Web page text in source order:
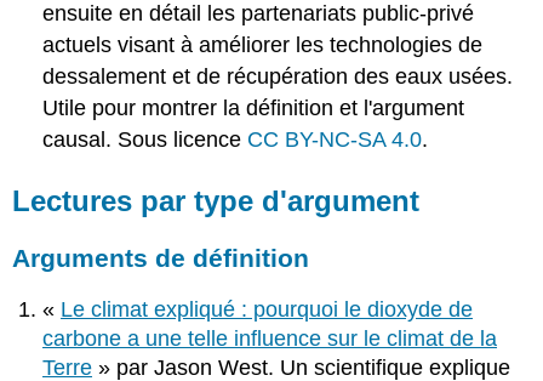
ensuite en détail les partenariats public-privé
actuels visant à améliorer les technologies de
dessalement et de récupération des eaux usées.
Utile pour montrer la définition et l'argument
causal. Sous licence CC BY-NC-SA 4.0.
Lectures par type d'argument
Arguments de définition
« Le climat expliqué : pourquoi le dioxyde de
carbone a une telle influence sur le climat de la
Terre » par Jason West. Un scientifique explique